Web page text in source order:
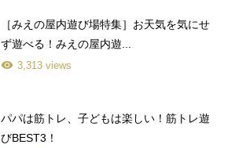
［みえの屋内遊び場特集］お天気を気にせ
ず遊べる！みえの屋内遊...
3,313 views
パパは筋トレ、子どもは楽しい！筋トレ遊
びBEST3！